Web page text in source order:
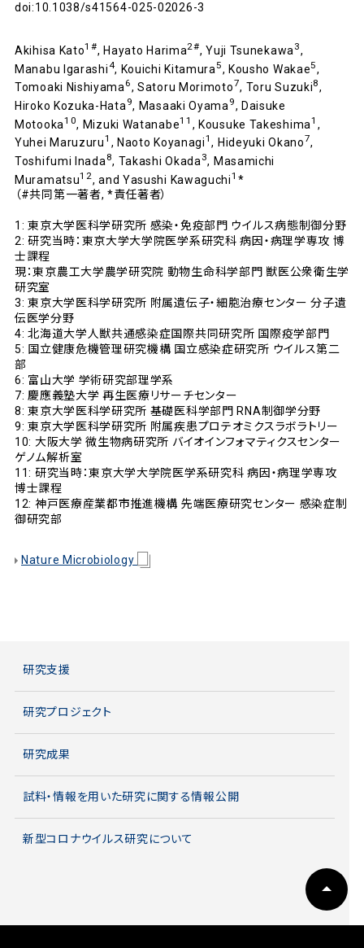
doi:10.1038/s41564-025-02026-3
Akihisa Kato1#, Hayato Harima2#, Yuji Tsunekawa 3,
Manabu Igarashi 4, Kouichi Kitamura5, Kousho Wakae5,
Tomoaki Nishiyama6, Satoru Morimoto7, Toru Suzuki8,
Hiroko Kozuka-Hata 9, Masaaki Oyama 9, Daisuke
Motooka10, Mizuki Watanabe11 , Kousuke Takeshima1 ,
Yuhei Maruzuru1 , Naoto Koyanagi1 , Hideyuki Okano7,
Toshifumi Inada 8, Takashi Okada 3, Masamichi
Muramatsu12, and Yasushi Kawaguchi1 *
（#共同第一著者, *責任著者）
1: 東京大学医科学研究所 感染・免疫部門 ウイルス病態制御分野
2: 研究当時：東京大学大学院医学系研究科 病因・病理学専攻 博
士課程
現：東京農工大学農学研究院 動物生命科学部門 獣医公衆衛生学
研究室
3: 東京大学医科学研究所 附属遺伝子・細胞治療センター 分子遺
伝医学分野
4: 北海道大学人獣共通感染症国際共同研究所 国際疫学部門
5: 国立健康危機管理研究機構 国立感染症研究所 ウイルス第二
部
6: 富山大学 学術研究部理学系
7: 慶應義塾大学 再生医療リサーチセンター
8: 東京大学医科学研究所 基礎医科学部門 RNA制御学分野
9: 東京大学医科学研究所 附属疾患プロテオミクスラボラトリー
10: 大阪大学 微生物病研究所 バイオインフォマティクスセンター
ゲノム解析室
11: 研究当時：東京大学大学院医学系研究科 病因・病理学専攻
博士課程
12: 神戸医療産業都市推進機構 先端医療研究センター 感染症制
御研究部
Nature Microbiology
研究支援
研究プロジェクト
研究成果
試料・情報を用いた研究に関する情報公開
新型コロナウイルス研究について